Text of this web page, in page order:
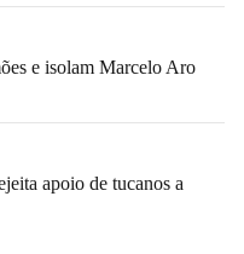
e isolam Marcelo Aro
apoio de tucanos a